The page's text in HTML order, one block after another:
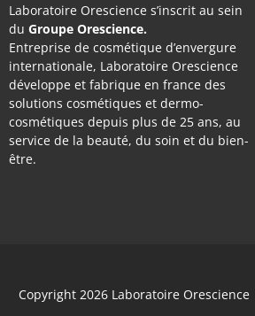
Laboratoire Orescience s’inscrit au sein
du Groupe Orescience.
Entreprise de cosmétique d’envergure
internationale, Laboratoire Orescience
développe et fabrique en france des
solutions cosmétiques et dermo-
cosmétiques depuis plus de 25 ans, au
service de la beauté, du soin et du bien-
être.
Copyright 2026 Laboratoire Orescience